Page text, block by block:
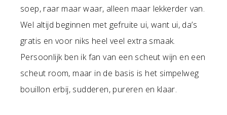
soep, raar maar waar, alleen maar lekkerder van.
Wel altijd beginnen met gefruite ui, want ui, da’s
gratis en voor niks heel veel extra smaak.
Persoonlijk ben ik fan van een scheut wijn en een
scheut room, maar in de basis is het simpelweg
bouillon erbij, sudderen, pureren en klaar.